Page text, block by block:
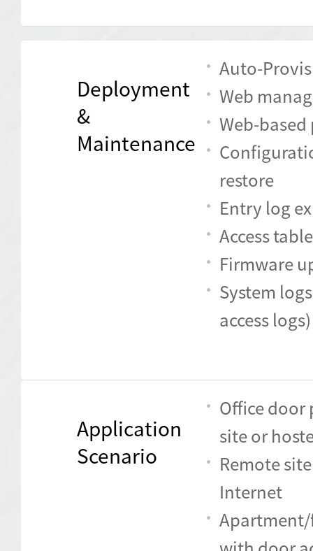
Deployment
&
Maintenance
Auto-
Web
Web-
restore
Entry log
Access
Firmware
System
access logs)
Application
Scenario
Office door
site or
Remote
Internet